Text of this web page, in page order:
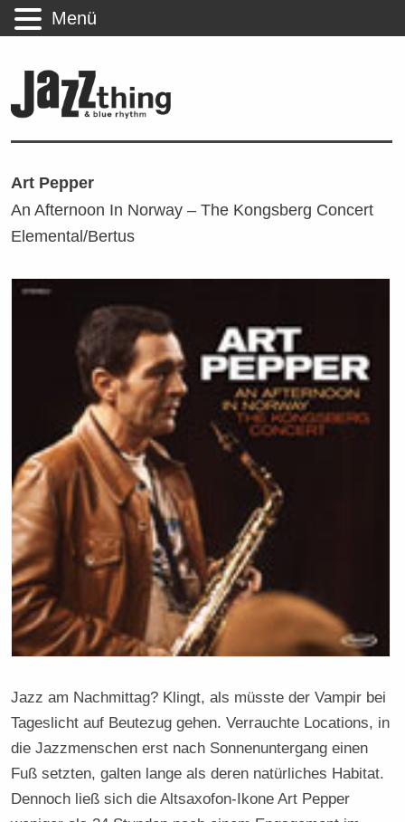
Art Pepper
An Afternoon In Norway – The Kongsberg Concert
Elemental/Bertus
Jazz am Nachmittag? Klingt, als müsste der Vampir bei
Tageslicht auf Beutezug gehen. Verrauchte Locations, in
die Jazzmenschen erst nach Sonnenuntergang einen
Fuß setzten, galten lange als deren natürliches Habitat.
Dennoch ließ sich die Altsaxofon-Ikone Art Pepper
Menü